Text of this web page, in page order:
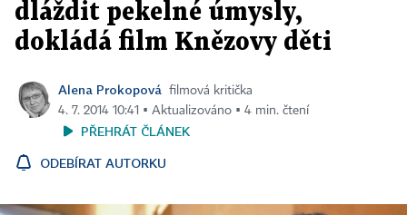
dláždit pekelné úmysly,
dokládá film Knězovy děti
Alena Prokopová
filmová kritička
4. 7. 2014 10:41 ▪ Aktualizováno ▪ 4 min. čtení
PŘEHRÁT ČLÁNEK
ODEBÍRAT AUTORKU